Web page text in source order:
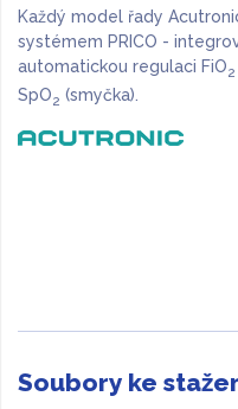
Každý model řady
systémem PRICO -
automatickou regulaci FiO2
SpO2 (smyčka).
Soubory ke